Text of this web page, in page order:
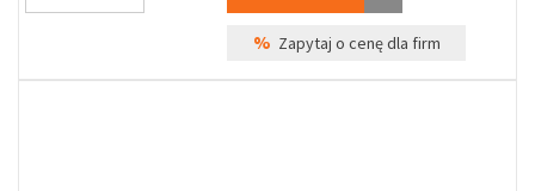
% Zapytaj o cenę dla firm